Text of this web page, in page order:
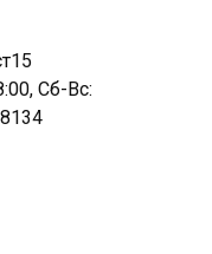
Сб-Вс: